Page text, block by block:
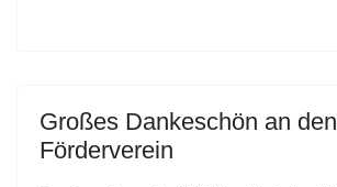
Großes Dankeschön an den
Förderverein